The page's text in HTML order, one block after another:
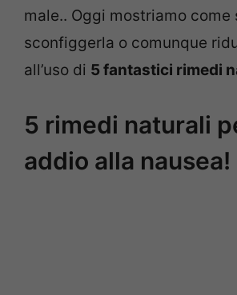
male.. Oggi mostriamo come
sconfiggerla o comunque
all’uso di 5 fantastici rimedi
5 rimedi naturali
addio alla nausea!